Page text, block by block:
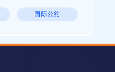
国际公约